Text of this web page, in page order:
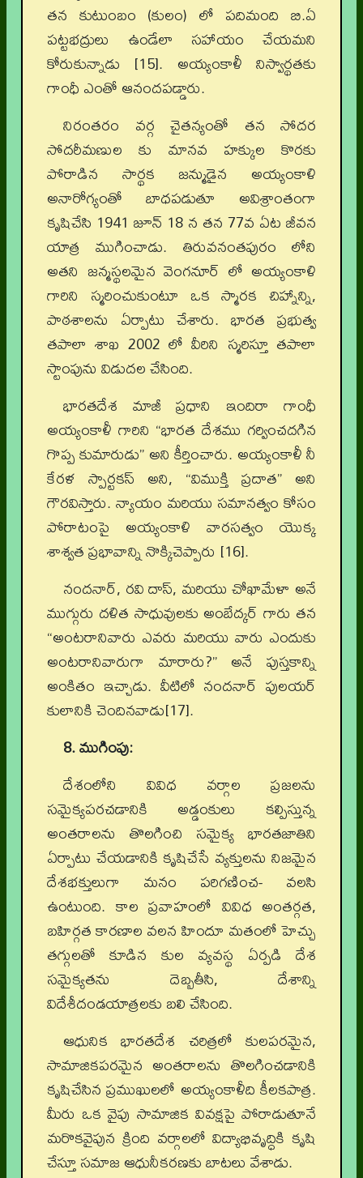
తన కుటుంబం (కులం) లో పదిమంది బి.ఏ
పట్టభద్రులు ఉండేలా సహాయం చేయమని
కోరుకున్నాడు [15]. అయ్యంకాళీ నిస్వార్థతకు
గాంధీ ఎంతో ఆనందపడ్డారు.
నిరంతరం వర్గ చైతన్యంతో తన సోదర
సోదరీమణుల కు మానవ హక్కుల కొరకు
పోరాడిన సార్థక జన్ముడైన అయ్యంకాళి
అనారోగ్యంతో బాధపడుతూ అవిశ్రాంతంగా
కృషిచేసి 1941 జూన్ 18 న తన 77వ ఏట జీవన
యాత్ర ముగించాడు. తిరువనంతపురం లోని
అతని జన్మస్థలమైన వెంగనూర్ లో అయ్యంకాళి
గారిని స్మరించుకుంటూ ఒక స్మారక చిహ్నాన్ని,
పాఠశాలను ఏర్పాటు చేశారు. భారత ప్రభుత్వ
తపాలా శాఖ 2002 లో వీరిని స్మరిస్తూ తపాలా
స్టాంపును విడుదల చేసింది.
భారతదేశ మాజీ ప్రధాని ఇందిరా గాంధీ
అయ్యంకాళీ గారిని “భారత దేశము గర్వించదగిన
గొప్ప కుమారుడు” అని కీర్తించారు. అయ్యంకాళీ నీ
కేరళ స్పార్టకస్ అని, “విముక్తి ప్రదాత” అని
గౌరవిస్తారు. న్యాయం మరియు సమానత్వం కోసం
పోరాటంపై అయ్యంకాళి వారసత్వం యొక్క
శాశ్వత ప్రభావాన్ని నొక్కిచెప్పారు [16].
నందనార్, రవి దాస్, మరియు చోఖామేళా అనే
ముగ్గురు దళిత సాధువులకు అంబేద్కర్ గారు తన
“అంటరానివారు ఎవరు మరియు వారు ఎందుకు
అంటరానివారుగా మారారు?” అనే పుస్తకాన్ని
అంకితం ఇచ్చాడు. వీటిలో నందనార్ పులయర్
కులానికి చెందినవాడు[17].
8. ముగింపు:
దేశంలోని వివిధ వర్గాల ప్రజలను
సమైక్యపరచడానికి అడ్డంకులు కల్పిస్తున్న
అంతరాలను తొలగించి సమైక్య భారతజాతిని
ఏర్పాటు చేయడానికి కృషిచేసే వ్యక్తులను నిజమైన
దేశభక్తులుగా మనం పరిగణించ- వలసి
ఉంటుంది. కాల ప్రవాహంలో వివిధ అంతర్గత,
బహిర్గత కారణాల వలన హిందూ మతంలో హెచ్చు
తగ్గులతో కూడిన కుల వ్యవస్థ ఏర్పడి దేశ
సమైక్యతను దెబ్బతీసి, దేశాన్ని
విదేశీదండయాత్రలకు బలి చేసింది.
ఆధునిక భారతదేశ చరిత్రలో కులపరమైన,
సామాజికపరమైన అంతరాలను తొలగించడానికి
కృషిచేసిన ప్రముఖులలో అయ్యంకాళీది కీలకపాత్ర.
మీరు ఒక వైపు సామాజిక వివక్షపై పోరాడుతూనే
మరొకవైపున క్రింది వర్గాలలో విద్యాభివృద్ధికి కృషి
చేస్తూ సమాజ ఆధునీకరణకు బాటలు వేశాడు.